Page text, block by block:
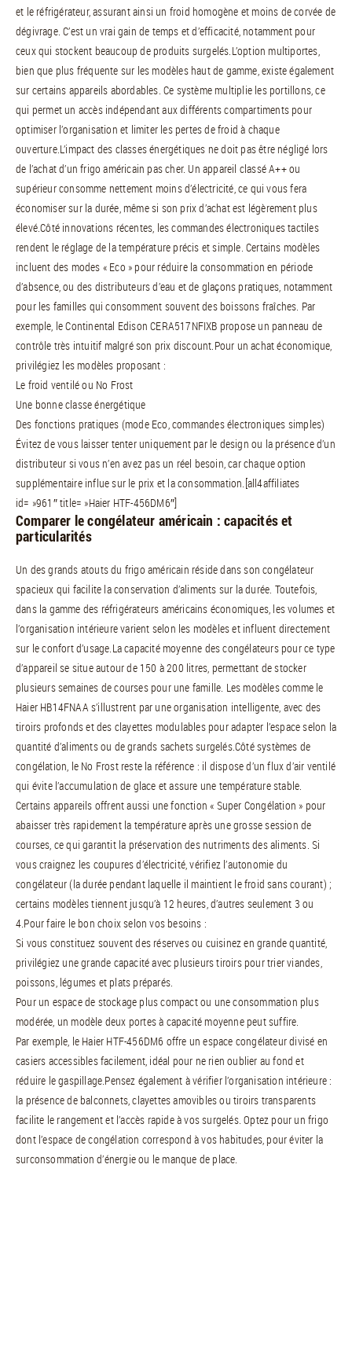
et le réfrigérateur, assurant ainsi un froid homogène et moins de corvée de
dégivrage. C’est un vrai gain de temps et d’efficacité, notamment pour
ceux qui stockent beaucoup de produits surgelés.L’option multiportes,
bien que plus fréquente sur les modèles haut de gamme, existe également
sur certains appareils abordables. Ce système multiplie les portillons, ce
qui permet un accès indépendant aux différents compartiments pour
optimiser l’organisation et limiter les pertes de froid à chaque
ouverture.L’impact des classes énergétiques ne doit pas être négligé lors
de l’achat d’un frigo américain pas cher. Un appareil classé A++ ou
supérieur consomme nettement moins d’électricité, ce qui vous fera
économiser sur la durée, même si son prix d’achat est légèrement plus
élevé.Côté innovations récentes, les commandes électroniques tactiles
rendent le réglage de la température précis et simple. Certains modèles
incluent des modes « Eco » pour réduire la consommation en période
d’absence, ou des distributeurs d’eau et de glaçons pratiques, notamment
pour les familles qui consomment souvent des boissons fraîches. Par
exemple, le Continental Edison CERA517NFIXB propose un panneau de
contrôle très intuitif malgré son prix discount.Pour un achat économique,
privilégiez les modèles proposant :
Le froid ventilé ou No Frost
Une bonne classe énergétique
Des fonctions pratiques (mode Eco, commandes électroniques simples)
Évitez de vous laisser tenter uniquement par le design ou la présence d’un
distributeur si vous n’en avez pas un réel besoin, car chaque option
supplémentaire influe sur le prix et la consommation.[all4affiliates
id= »961″ title= »Haier HTF-456DM6″]
Comparer le congélateur américain : capacités et
particularités
Un des grands atouts du frigo américain réside dans son congélateur
spacieux qui facilite la conservation d’aliments sur la durée. Toutefois,
dans la gamme des réfrigérateurs américains économiques, les volumes et
l’organisation intérieure varient selon les modèles et influent directement
sur le confort d’usage.La capacité moyenne des congélateurs pour ce type
d’appareil se situe autour de 150 à 200 litres, permettant de stocker
plusieurs semaines de courses pour une famille. Les modèles comme le
Haier HB14FNAA s’illustrent par une organisation intelligente, avec des
tiroirs profonds et des clayettes modulables pour adapter l’espace selon la
quantité d’aliments ou de grands sachets surgelés.Côté systèmes de
congélation, le No Frost reste la référence : il dispose d’un flux d’air ventilé
qui évite l’accumulation de glace et assure une température stable.
Certains appareils offrent aussi une fonction « Super Congélation » pour
abaisser très rapidement la température après une grosse session de
courses, ce qui garantit la préservation des nutriments des aliments. Si
vous craignez les coupures d’électricité, vérifiez l’autonomie du
congélateur (la durée pendant laquelle il maintient le froid sans courant) ;
certains modèles tiennent jusqu’à 12 heures, d’autres seulement 3 ou
4.Pour faire le bon choix selon vos besoins :
Si vous constituez souvent des réserves ou cuisinez en grande quantité,
privilégiez une grande capacité avec plusieurs tiroirs pour trier viandes,
poissons, légumes et plats préparés.
Pour un espace de stockage plus compact ou une consommation plus
modérée, un modèle deux portes à capacité moyenne peut suffire.
Par exemple, le Haier HTF-456DM6 offre un espace congélateur divisé en
casiers accessibles facilement, idéal pour ne rien oublier au fond et
réduire le gaspillage.Pensez également à vérifier l’organisation intérieure :
la présence de balconnets, clayettes amovibles ou tiroirs transparents
facilite le rangement et l’accès rapide à vos surgelés. Optez pour un frigo
dont l’espace de congélation correspond à vos habitudes, pour éviter la
surconsommation d’énergie ou le manque de place.